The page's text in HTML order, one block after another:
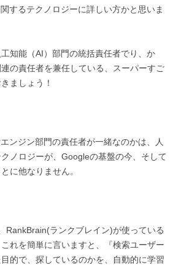
するテクノロジーに詳しい方かと思いま
知能（AI）部門の統括責任者でり、か
の責任者を兼任している、スーパーすご
ましょう！
ンジン部門の責任者が一緒なのかは、人
ノロジーが、Googleの基盤の今、そして
に他なりません。
RankBrain(ランクブレイン)が使っている
れを簡単に言いますと、『検索ユーザー
的で、探しているのかを、自動的に学習